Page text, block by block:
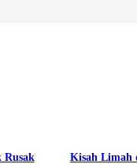
Rusak
Kisah Limah